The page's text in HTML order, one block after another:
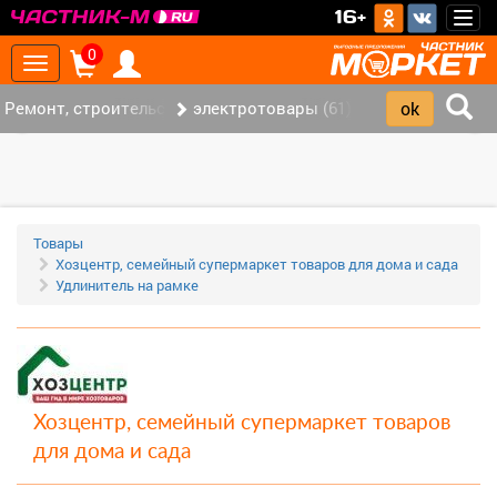
16+
Toggle
navigation
0
Ремонт, строительство (421)электротовары (61)
Товары
Хозцентр, семейный супермаркет товаров для дома и сада
Удлинитель на рамке
Хозцентр, семейный супермаркет товаров
для дома и сада
‹ ›